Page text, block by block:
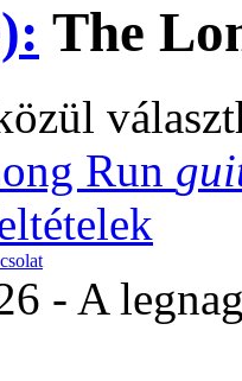
The
Run
- A